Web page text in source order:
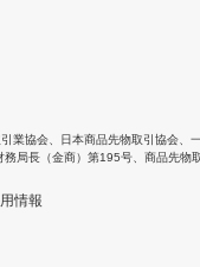
業協会 日本商品先物取引協会
局長（金商）第195号、商品先物
情報